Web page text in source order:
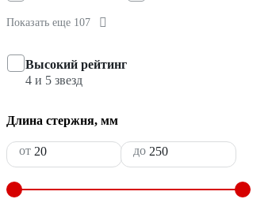
Показать еще 107
Высокий рейтинг
4 и 5 звезд
Длина стержня, мм
от до